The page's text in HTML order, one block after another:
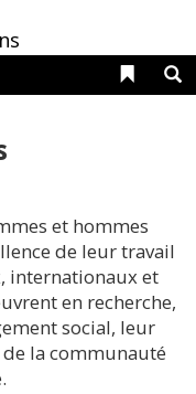
Liens
et hommes
de leur travail
internationaux et
en recherche,
social, leur
la communauté